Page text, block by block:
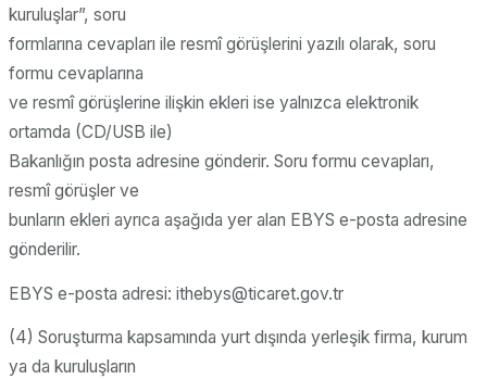
kuruluşlar”, soru
formlarına cevapları ile resmî görüşlerini yazılı olarak, soru
formu cevaplarına
ve resmî görüşlerine ilişkin ekleri ise yalnızca elektronik
ortamda (CD/USB ile)
Bakanlığın posta adresine gönderir. Soru formu cevapları,
resmî görüşler ve
bunların ekleri ayrıca aşağıda yer alan EBYS e-posta adresine
gönderilir.
EBYS e-posta adresi: ithebys@ticaret.gov.tr
(4) Soruşturma kapsamında yurt dışında yerleşik firma, kurum
ya da kuruluşların